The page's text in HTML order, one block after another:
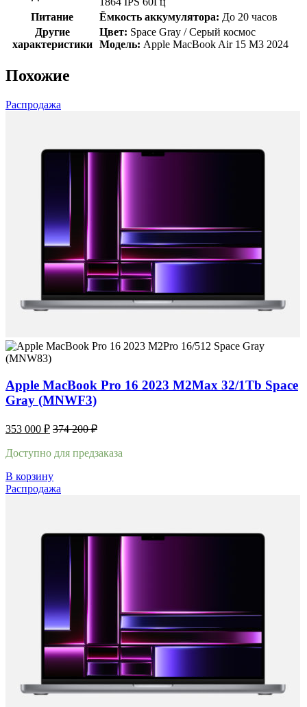
Питание
Ёмкость аккумулятора: До 20 часов
Другие
характеристики
Цвет: Space Gray / Серый космос
Модель: Apple MacBook Air 15 M3 2024
Похожие
Распродажа
Apple MacBook Pro 16 2023 M2Max 32/1Tb Space
Gray (MNWF3)
353 000 ₽ 374 200₽
Доступно для предзаказа
В корзину
Распродажа